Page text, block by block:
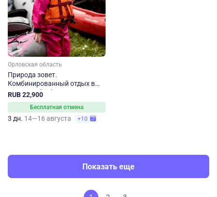
Орловская область
Природа зовет.
Комбинированный отдых в
Орловской области
RUB 22,900
Бесплатная отмена
3 дн. 14—16 августа +10
Показать еще